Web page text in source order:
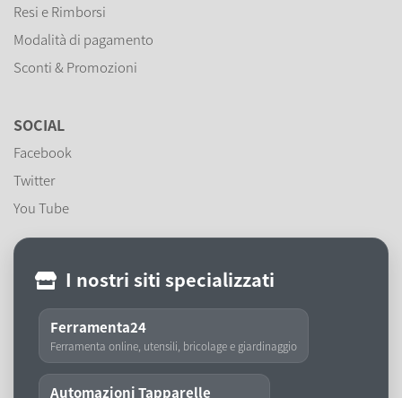
Resi e Rimborsi
Modalità di pagamento
Sconti & Promozioni
SOCIAL
Facebook
Twitter
You Tube
I nostri siti specializzati
Ferramenta24
Ferramenta online, utensili, bricolage e giardinaggio
Automazioni Tapparelle